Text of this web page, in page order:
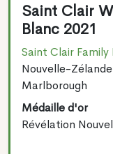
Saint Clair
Blanc 2021
Saint Clair
Nouvelle-
Marlborough
Médaille d'or
Révélation